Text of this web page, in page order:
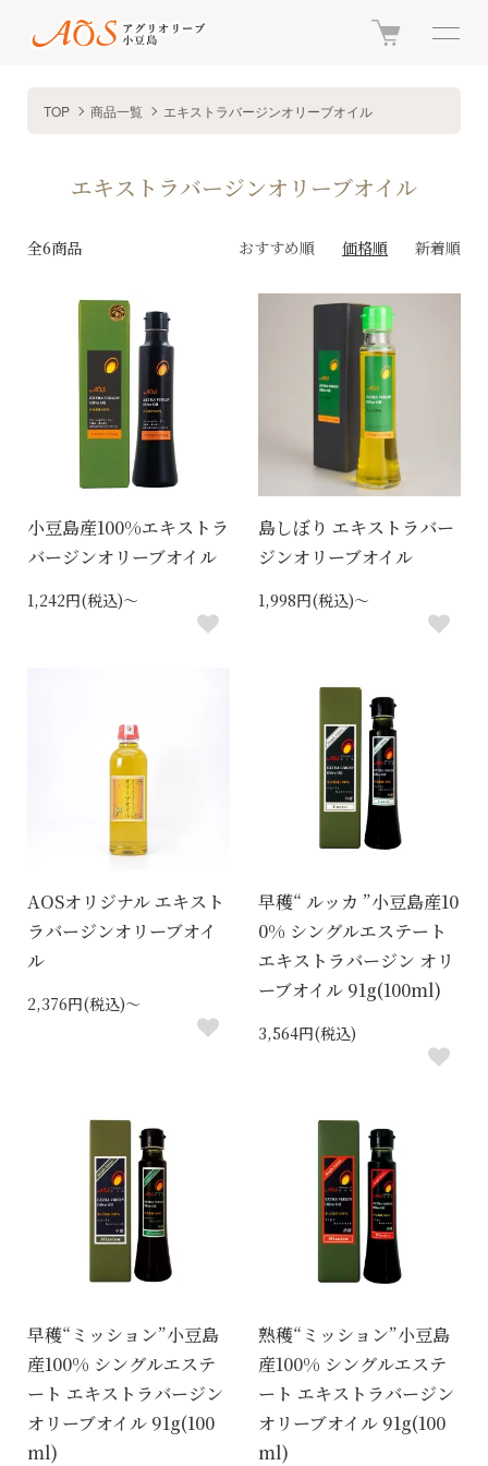
TOP 商品一覧 エキストラバージンオリーブオイル
エキストラバージンオリーブオイル
全6商品 おすすめ順 価格順 新着順
小豆島産100%エキストラ
バージンオリーブオイル
1,242円(税込)～
島しぼり エキストラバー
ジンオリーブオイル
1,998円(税込)～
AOSオリジナル エキスト
ラバージンオリーブオイ
ル
2,376円(税込)～
早穫“ ルッカ ”小豆島産10
0% シングルエステート
エキストラバージン オリ
ーブオイル 91g(100ml)
3,564円(税込)
早穫“ミッション”小豆島
産100% シングルエステ
ート エキストラバージン
オリーブオイル 91g(100
ml)
熟穫“ミッション”小豆島
産100% シングルエステ
ート エキストラバージン
オリーブオイル 91g(100
ml)